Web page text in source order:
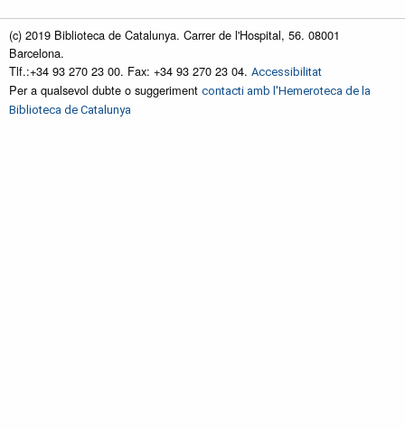
(c) 2019 Biblioteca de Catalunya. Carrer de l'Hospital, 56. 08001
Barcelona.
Tlf.:+34 93 270 23 00. Fax: +34 93 270 23 04. Accessibilitat
Per a qualsevol dubte o suggeriment contacti amb l'Hemeroteca de la
Biblioteca de Catalunya